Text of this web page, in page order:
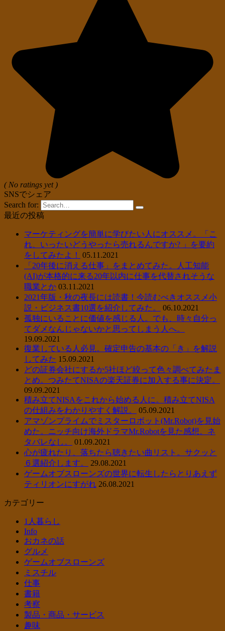
( No ratings yet )
SNSでシェア
Search for:
最近の投稿
マーケティングを簡単に学びたい人にオススメ。「こ
れ、いったいどうやったら売れるんですか? 」を要約
をしてみたよ！
05.11.2021
「20年後に消える仕事」をまとめてみた。人工知能
(AI)が本格的に来る20年以内に仕事を代替されそうな
職業とか 03.11.2021
2021年版・秋の夜長には読書！今読むべきオススメ小
説・ビジネス書10選を紹介してみた。
06.10.2021
孤独にいることに価値を感じる人。でも、時々自分っ
てダメなんじゃないかと思ってしまう人へ。
19.09.2021
復業している人必見。確定申告の基本の「き」を解説
してみた 15.09.2021
どの証券会社にするか5社ほど絞って色々調べてみたま
とめ。つみたてNISAの楽天証券に加入する事に決定。
09.09.2021
積み立てNISAをこれから始める人に。積み立てNISA
の仕組みをわかりやすく解説。
05.09.2021
アマゾンプライムでミスターロボット(Mr.Robot)を見始
めた。ニッチ向け海外ドラマMr.Robotを見た感想。ネ
タバレなし。
01.09.2021
心が疲れたり、落ちたら聴きたい曲リスト。サクッと
６選紹介します。
29.08.2021
ゲームオブスローンズの世界に転生したらとりあえず
ティリオンにすがれ 26.08.2021
カテゴリー
1人暮らし
Info
おカネの話
グルメ
ゲームオブスローンズ
ミスチル
仕事
書籍
考察
製品・商品・サービス
趣味